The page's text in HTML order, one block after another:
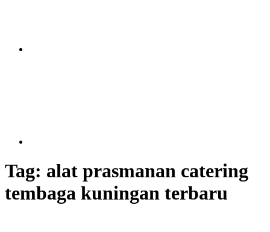
Tag: alat prasmanan catering
tembaga kuningan terbaru